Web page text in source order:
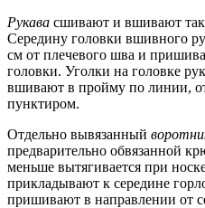
Рукава сшивают и вшивают
Середину головки вшивного
см от плечевого шва и
головки. Уголки на головке
вшивают в пройму по линии,
пунктиром.
Отдельно вывязанный
предварительно обвязанной
меньше вытягивается при
прикладывают к середине
пришивают в направлении от